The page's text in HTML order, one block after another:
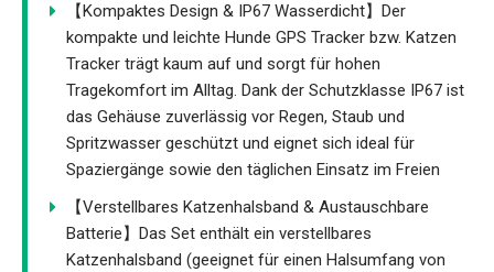
【Kompaktes Design & IP67 Wasserdicht】Der
kompakte und leichte Hunde GPS Tracker bzw. Katzen
Tracker trägt kaum auf und sorgt für hohen
Tragekomfort im Alltag. Dank der Schutzklasse IP67 ist
das Gehäuse zuverlässig vor Regen, Staub und
Spritzwasser geschützt und eignet sich ideal für
Spaziergänge sowie den täglichen Einsatz im Freien
【Verstellbares Katzenhalsband & Austauschbare
Batterie】Das Set enthält ein verstellbares
Katzenhalsband (geeignet für einen Halsumfang von